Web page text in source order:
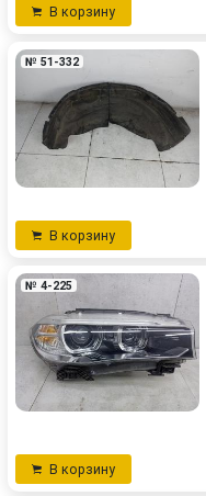
В корзину
№ 51-332
В корзину
№ 4-225
В корзину